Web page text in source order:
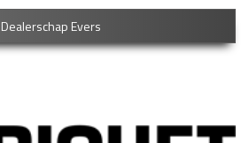
Dealerschap Evers